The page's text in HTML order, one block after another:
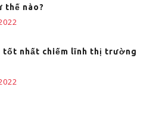
thế nào?
tốt nhất chiếm lĩnh thị trường